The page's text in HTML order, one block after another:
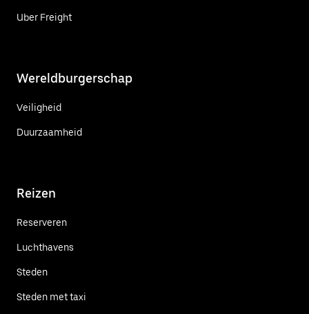
Uber Freight
Wereldburgerschap
Veiligheid
Duurzaamheid
Reizen
Reserveren
Luchthavens
Steden
Steden met taxi